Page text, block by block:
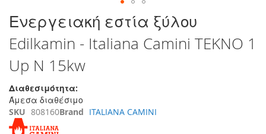
Μετάβαση
στην
αρχή
της
συλλογής
εικόνων
Ενεργειακή εστία ξύλου
Edilkamin - Italiana Camini TEKNO 1
Up N 15kw
Διαθεσιμότητα:
Άμεσα διαθέσιμο
SKU 808160Brand ITALIANA CAMINI